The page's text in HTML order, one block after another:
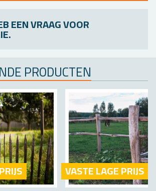
EEN VRAAG VOOR
PRO­DUC­TEN
VASTE LAGE PRIJS